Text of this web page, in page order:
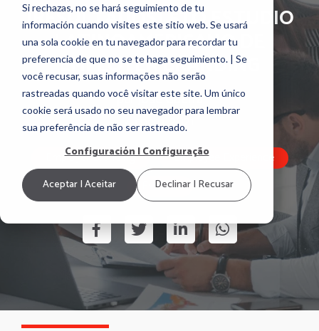
Si rechazas, no se hará seguimiento de tu
información cuando visites este sitio web. Se usará
una sola cookie en tu navegador para recordar tu
preferencia de que no se te haga seguimiento. | Se
você recusar, suas informações não serão
rastreadas quando você visitar este site. Um único
cookie será usado no seu navegador para lembrar
sua preferência de não ser rastreado.
Configuración | Configuração
Aceptar | Aceitar Declinar | Recusar
[RESULTADOS] 5TO ESTUDIO
LATINOAMERICANO DE
EMPLOYER BRANDING
porJosé Guerra
4 enero, 2021
Employer Branding
Employee Experience
Estudio